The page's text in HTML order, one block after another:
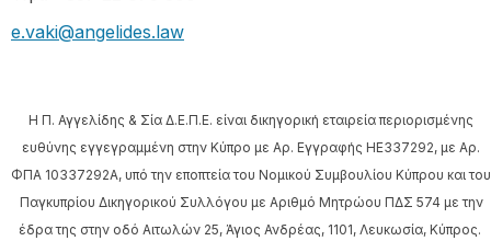
e.vaki@angelides.law
Η Π. Αγγελίδης & Σία Δ.Ε.Π.Ε. είναι δικηγορική εταιρεία περιορισμένης
ευθύνης εγγεγραμμένη στην Κύπρο με Αρ. Εγγραφής HE337292, με Αρ.
ΦΠΑ 10337292A, υπό την εποπτεία του Νομικού Συμβουλίου Κύπρου και του
Παγκυπρίου Δικηγορικού Συλλόγου με Αριθμό Μητρώου ΠΔΣ 574 με την
έδρα της στην οδό Αιτωλών 25, Άγιος Ανδρέας, 1101, Λευκωσία, Κύπρος.